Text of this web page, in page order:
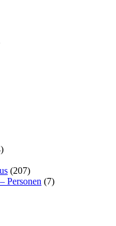
(207)
Personen (7)